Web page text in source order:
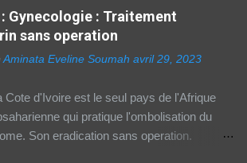
du continent) utilise Internet, selon le
2021 de l'Union internationale des
(UIT) sur la connectivité
dans le monde. Si entre 2019 et
cette partie du monde, cette dernière est
où l'accès au web reste difficile –
pour les femmes et les personnes
: Gynecologie : Traitement
sans operation
Aminata Eveline Soumah avril 29, 2023
Cote d'Ivoire est le seul pays de l'Afrique
qui pratique l'ombolisation du
Son eradication sans operation.